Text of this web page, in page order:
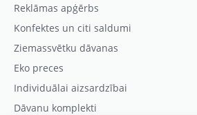
Reklāmas apģērbs
Konfektes un citi saldumi
Ziemassvētku dāvanas
Eko preces
Individuālai aizsardzībai
Dāvanu komplekti